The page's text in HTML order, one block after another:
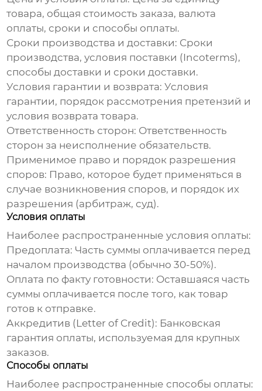
товара, общая стоимость заказа, валюта
оплаты, сроки и способы оплаты.
Сроки производства и доставки: Сроки
производства, условия поставки (Incoterms),
способы доставки и сроки доставки.
Условия гарантии и возврата: Условия
гарантии, порядок рассмотрения претензий и
условия возврата товара.
Ответственность сторон: Ответственность
сторон за неисполнение обязательств.
Применимое право и порядок разрешения
споров: Право, которое будет применяться в
случае возникновения споров, и порядок их
разрешения (арбитраж, суд).
Условия оплаты
Наиболее распространенные условия оплаты:
Предоплата: Часть суммы оплачивается перед
началом производства (обычно 30-50%).
Оплата по факту готовности: Оставшаяся часть
суммы оплачивается после того, как товар
готов к отправке.
Аккредитив (Letter of Credit): Банковская
гарантия оплаты, используемая для крупных
заказов.
Способы оплаты
Наиболее распространенные способы оплаты: